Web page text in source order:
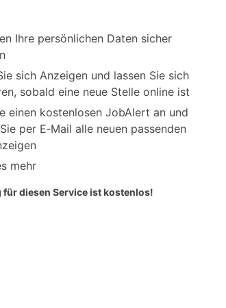
Ihre persönlichen Daten sicher
sich Anzeigen und lassen Sie sich
sobald eine neue Stelle online ist
einen kostenlosen JobAlert an und
per E‑Mail alle neuen passenden
mehr
für diesen Service ist kostenlos!